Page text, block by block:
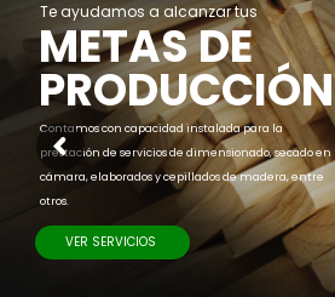
Te ayudamos a alcanzar tus
METAS DE
PRODUCCIÓN
Contamos con capacidad instalada para la
prestación de servicios de dimensionado, secado en
cámara, elaborados y cepillados de madera, entre
otros.
VER SERVICIOS